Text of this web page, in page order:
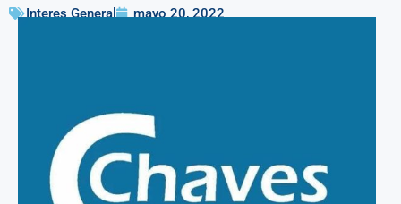
Interes General mayo 20, 2022